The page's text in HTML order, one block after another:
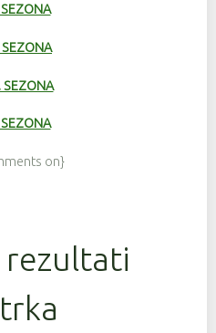
SEZONA
SEZONA
SEZONA
on}
rezultati